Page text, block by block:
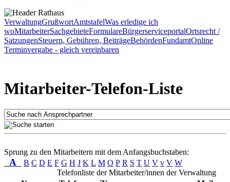
VerwaltungGrußwortAmtstafelWas erledige ich
woMitarbeiterSachgebieteFormulareBürgerserviceportalOrtsrecht /
SatzungenSteuern, Gebühren, BeiträgeBehördenFundamtOnline
Terminvergabe - gleich vereinbaren
Mitarbeiter-Telefon-Liste
Sprung zu den Mitarbeitern mit dem Anfangsbuchstaben:
A B C D E F G H J K L M O P R S T U V v V W
Telefonliste der Mitarbeiter/innen der Verwaltung